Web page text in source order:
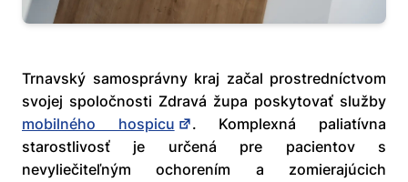
Trnavský samosprávny kraj začal prostredníctvom
svojej spoločnosti Zdravá župa poskytovať služby
mobilného hospicu
. Komplexná paliatívna
starostlivosť je určená pre pacientov s
nevyliečiteľným ochorením a zomierajúcich